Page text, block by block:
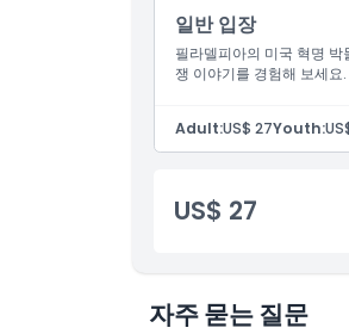
가는 방법
교환 방법
일반 입장
필라델피아의 미국 혁명
쟁 이야기를 경험해 보세요.
Adult:US$ 27Youth:
US$ 27
자주 묻는 질문